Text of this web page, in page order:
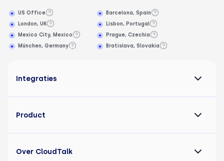
US Office
London, UK
Mexico City, Mexico
München, Germany
Barcelona, Spain
Lisbon, Portugal
Prague, Czechia
Bratislava, Slovakia
Integraties
Product
Over CloudTalk